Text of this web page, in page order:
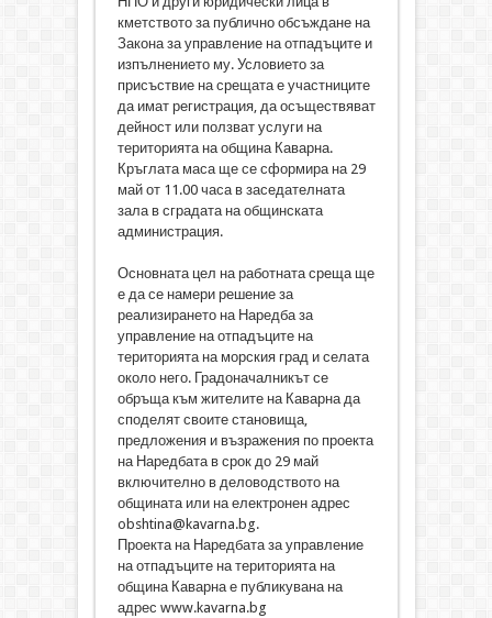
кметството за публично обсъждане на
Закона за управление на отпадъците и
изпълнението му. Условието за
присъствие на срещата е участниците
да имат регистрация, да осъществяват
дейност или ползват услуги на
територията на община Каварна.
Кръглата маса ще се сформира на 29
май от 11.00 часа в заседателната
зала в сградата на общинската
администрация.
Основната цел на работната среща ще
е да се намери решение за
реализирането на Наредба за
управление на отпадъците на
територията на морския град и селата
около него. Градоначалникът се
обръща към жителите на Каварна да
споделят своите становища,
предложения и възражения по проекта
на Наредбата в срок до 29 май
включително в деловодството на
общината или на електронен адрес
obshtina@kavarna.bg.
Проекта на Наредбата за управление
на отпадъците на територията на
община Каварна е публикувана на
адрес www.kavarna.bg